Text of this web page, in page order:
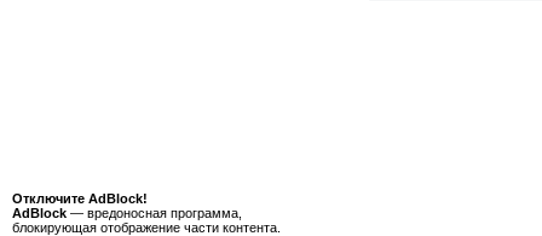
Отключите AdBlock!
AdBlock — вредоносная программа,
блокирующая отображение части контента.